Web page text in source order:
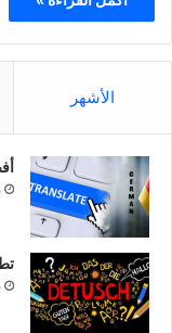
الأشهر